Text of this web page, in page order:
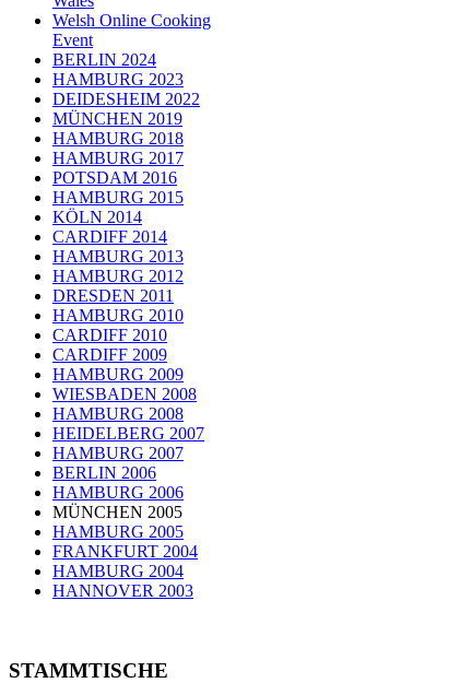
Welsh Online Cooking
Event
BERLIN 2024
HAMBURG 2023
DEIDESHEIM 2022
MÜNCHEN 2019
HAMBURG 2018
HAMBURG 2017
POTSDAM 2016
HAMBURG 2015
KÖLN 2014
CARDIFF 2014
HAMBURG 2013
HAMBURG 2012
DRESDEN 2011
HAMBURG 2010
CARDIFF 2010
CARDIFF 2009
HAMBURG 2009
WIESBADEN 2008
HAMBURG 2008
HEIDELBERG 2007
HAMBURG 2007
BERLIN 2006
HAMBURG 2006
MÜNCHEN 2005
HAMBURG 2005
FRANKFURT 2004
HAMBURG 2004
HANNOVER 2003
STAMMTISCHE